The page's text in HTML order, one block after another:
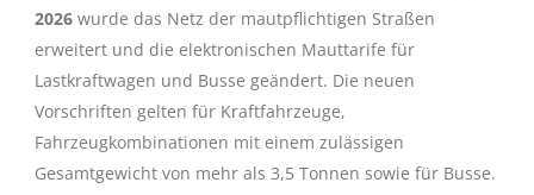
2026 wurde das Netz der mautpflichtigen Straßen
erweitert und die elektronischen Mauttarife für
Lastkraftwagen und Busse geändert. Die neuen
Vorschriften gelten für Kraftfahrzeuge,
Fahrzeugkombinationen mit einem zulässigen
Gesamtgewicht von mehr als 3,5 Tonnen sowie für Busse.